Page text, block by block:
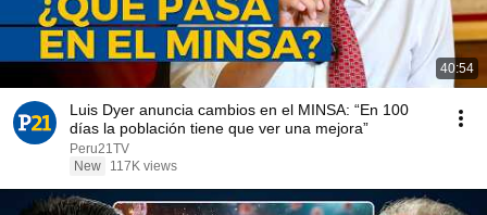
40:54
Luis Dyer anuncia cambios en el MINSA: “En 100
días la población tiene que ver una mejora”
Peru21TV
New
117K views